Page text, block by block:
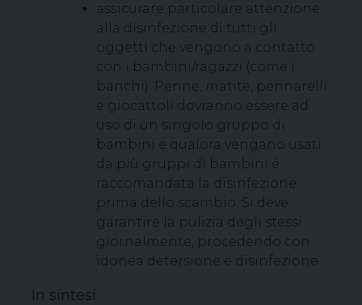
assicurare particolare attenzione
alla disinfezione di tutti gli
oggetti che vengono a contatto
con i bambini/ragazzi (come i
banchi). Penne, matite, pennarelli
e giocattoli dovranno essere ad
uso di un singolo gruppo di
bambini e qualora vengano usati
da più gruppi di bambini è
raccomandata la disinfezione
prima dello scambio. Si deve
garantire la pulizia degli stessi
giornalmente, procedendo con
idonea detersione e disinfezione.
In sintesi